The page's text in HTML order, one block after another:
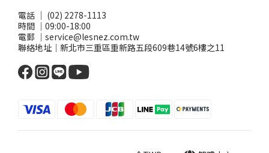
電話 ｜ (02) 2278-1113
時間 ｜09:00-18:00
電郵 ｜service@lesnez.com.tw
聯絡地址｜新北市三重區重新路五段609巷14號6樓之11